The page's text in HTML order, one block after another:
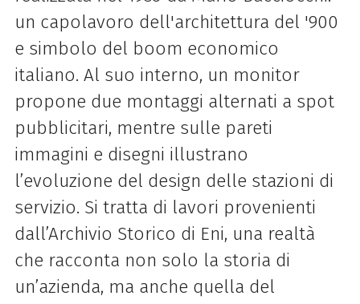
un capolavoro dell'architettura del '900
e simbolo del boom economico
italiano. Al suo interno, un monitor
propone due montaggi alternati a spot
pubblicitari, mentre sulle pareti
immagini e disegni illustrano
l’evoluzione del design delle stazioni di
servizio. Si tratta di lavori provenienti
dall’Archivio Storico di Eni, una realtà
che racconta non solo la storia di
un’azienda, ma anche quella del